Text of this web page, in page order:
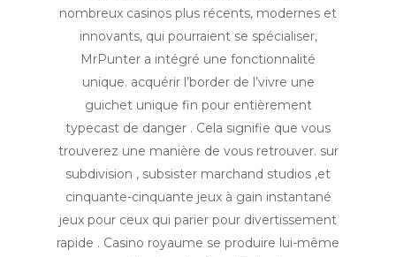
nombreux casinos plus récents, modernes et
innovants, qui pourraient se spécialiser,
MrPunter a intégré une fonctionnalité
unique. acquérir l’border de l’vivre une
guichet unique fin pour entièrement
typecast de danger . Cela signifie que vous
trouverez une manière de vous retrouver. sur
subdivision , subsister marchand studios ,et
cinquante-cinquante jeux à gain instantané
jeux pour ceux qui parier pour divertissement
rapide . Casino royaume se produire lui-même